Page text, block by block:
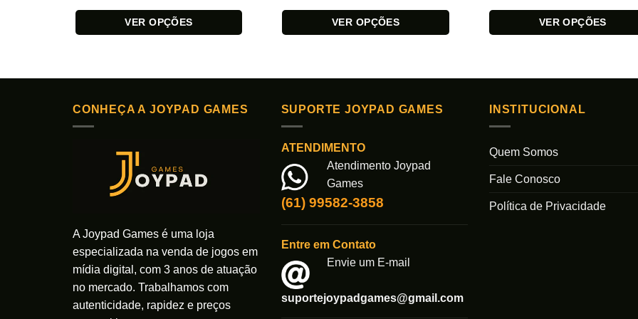
VER OPÇÕES
variantes.
As
escolhidas
do
produto
VER OPÇÕES
variantes.
As
ser
escolhidas
na
do
VER OPÇÕES
variantes.
As
podem
ser
na
CONHEÇA A JOYPAD GAMES
A Joypad Games é uma loja
especializada na venda de jogos em
mídia digital, com 3 anos de atuação
no mercado. Trabalhamos com
autenticidade, rapidez e preços
SUPORTE JOYPAD GAMES
ATENDIMENTO
Atendimento Joypad
Games
(61) 99582-3858
Entre em Contato
Envie um E-mail
suportejoypadgames@gmail.com
INSTITUCIONAL
Quem Somos
Fale Conosco
Política de Privacidade